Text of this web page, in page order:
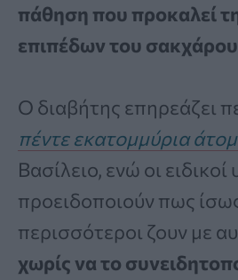
πάθηση που προκαλεί
επιπέδων του
Ο διαβήτης επηρεάζει
πέντε εκατομμύρια
Βασίλειο, ενώ οι ειδικοί
προειδοποιούν πως
περισσότεροι ζουν με
χωρίς να το